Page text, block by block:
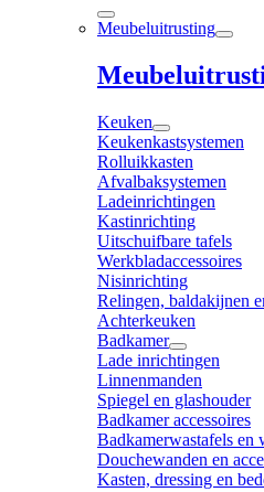
Meubeluitrusting
Keuken
Keukenkastsystemen
Rolluikkasten
Afvalbaksystemen
Ladeinrichtingen
Kastinrichting
Uitschuifbare tafels
Werkbladaccessoires
Nisinrichting
Relingen, baldakijnen
Achterkeuken
Badkamer
Lade inrichtingen
Linnenmanden
Spiegel en glashouder
Badkamer accessoires
Badkamerwastafels en
Douchewanden en
Kasten, dressing en